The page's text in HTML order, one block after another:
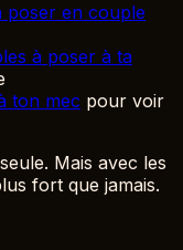
poser en couple
à poser à ta
ton mec pour voir
Mais avec les
fort que jamais.